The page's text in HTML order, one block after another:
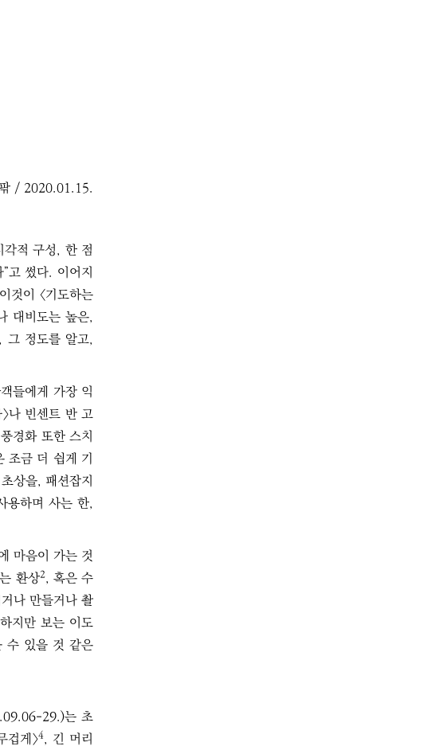
/ 2020.01.15.
각적 구성, 한 점
고 썼다. 이어지
것이 〈기도하는
대비도는 높은,
그 정도를 알고,
들에게 가장 익
나 빈센트 반 고
경화 또한 스치
조금 더 쉽게 기
상을, 패션잡지
용하며 사는 한,
마음이 가는 것
환상2, 혹은 수
나 만들거나 촬
지만 보는 이도
수 있을 것 같은
29.)는 초
게〉4, 긴 머리